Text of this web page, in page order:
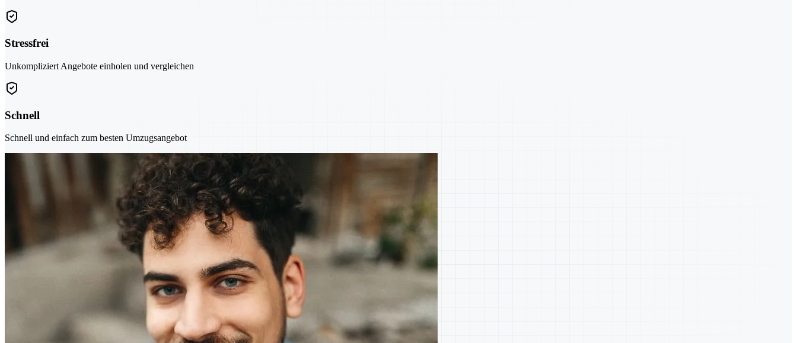
Stressfrei
Unkompliziert Angebote einholen und vergleichen
Schnell
Schnell und einfach zum besten Umzugsangebot